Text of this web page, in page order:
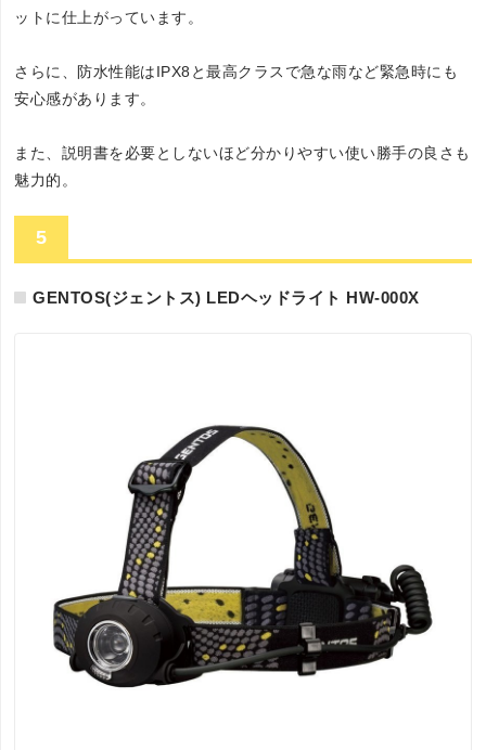
ットに仕上がっています。
さらに、防水性能はIPX8と最高クラスで急な雨など緊急時にも
安心感があります。
また、説明書を必要としないほど分かりやすい使い勝手の良さも
魅力的。
5
GENTOS(ジェントス) LEDヘッドライト HW-000X